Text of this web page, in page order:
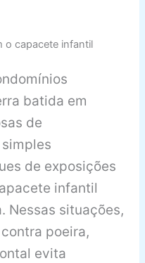
o capacete infantil
batida em
de
de exposições
infantil
Nessas situações,
poeira,
evita